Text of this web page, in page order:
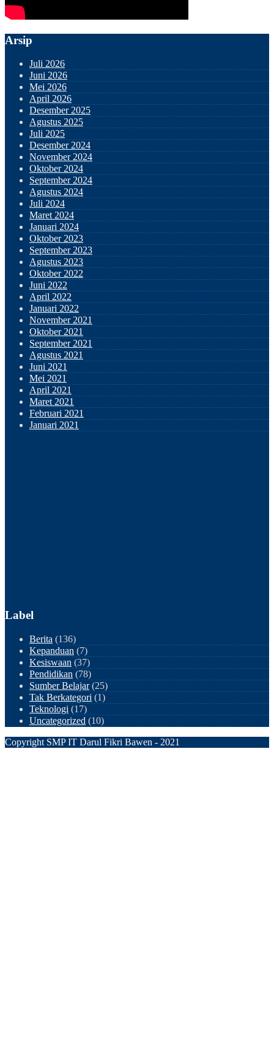
Arsip
Juli 2026
Juni 2026
Mei 2026
April 2026
Desember 2025
Agustus 2025
Juli 2025
Desember 2024
November 2024
Oktober 2024
September 2024
Agustus 2024
Juli 2024
Maret 2024
Januari 2024
Oktober 2023
September 2023
Agustus 2023
Oktober 2022
Juni 2022
April 2022
Januari 2022
November 2021
Oktober 2021
September 2021
Agustus 2021
Juni 2021
Mei 2021
April 2021
Maret 2021
Februari 2021
Januari 2021
Label
Berita (136)
Kepanduan (7)
Kesiswaan (37)
Pendidikan (78)
Sumber Belajar(25)
Tak Berkategori (1)
Teknologi (17)
Uncategorized (10)
Copyright SMP IT Darul Fikri Bawen - 2021